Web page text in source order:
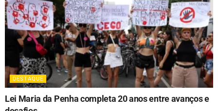
DESTAQUE
Lei Maria da Penha completa 20 anos entre avanços e